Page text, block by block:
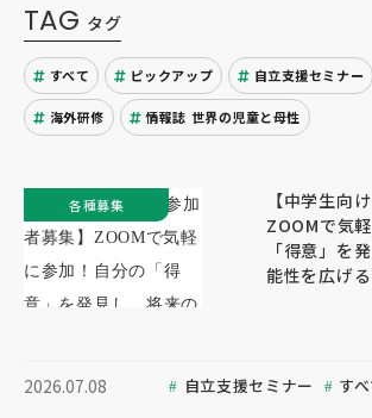
TAG タグ
すべて ピックアップ 自立支援セミナー
海外研修 情報誌 世界の児童と母性
【中学生向
ZOOMで気
「得意」を
能性を広げ
2026.07.08 自立支援セミナー す
各種募集